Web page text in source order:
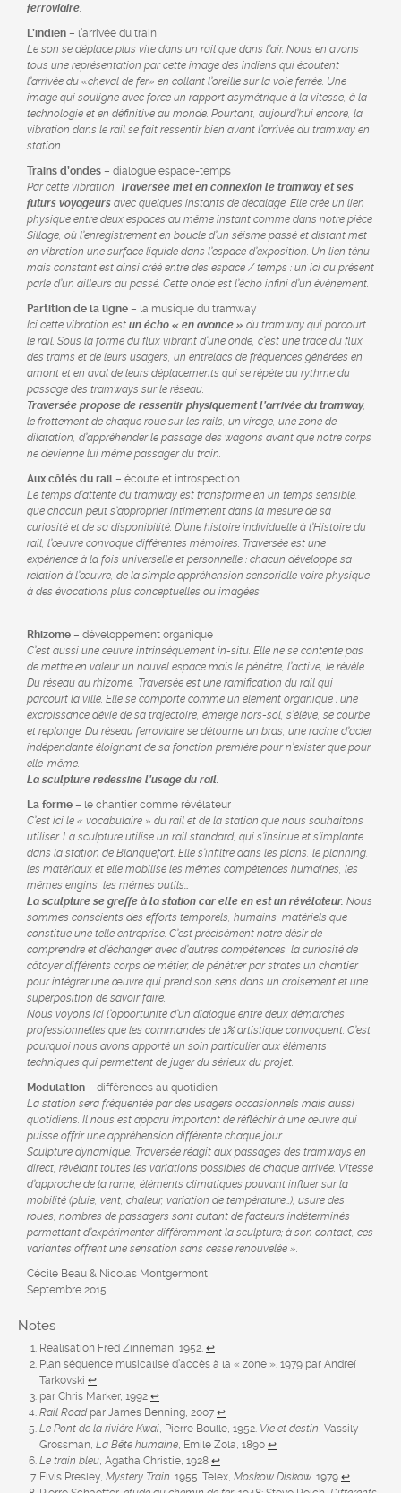
ferroviaire.
L’indien – l’arrivée du train
Le son se déplace plus vite dans un rail que dans l’air. Nous en avons
tous une représentation par cette image des indiens qui écoutent
l’arrivée du «cheval de fer» en collant l’oreille sur la voie ferrée. Une
image qui souligne avec force un rapport asymétrique à la vitesse, à la
technologie et en définitive au monde. Pourtant, aujourd’hui encore, la
vibration dans le rail se fait ressentir bien avant l’arrivée du tramway en
station.
Trains d’ondes – dialogue espace-temps
Par cette vibration, Traversée met en connexion le tramway et ses
futurs voyageurs avec quelques instants de décalage. Elle crée un lien
physique entre deux espaces au même instant comme dans notre pièce
Sillage, où l’enregistrement en boucle d’un séisme passé et distant met
en vibration une surface liquide dans l’espace d’exposition. Un lien ténu
mais constant est ainsi créé entre des espace / temps : un ici au présent
parle d’un ailleurs au passé. Cette onde est l’écho infini d’un événement.
Partition de la ligne – la musique du tramway
Ici cette vibration est un écho « en avance » du tramway qui parcourt
le rail. Sous la forme du flux vibrant d’une onde, c’est une trace du flux
des trams et de leurs usagers, un entrelacs de fréquences générées en
amont et en aval de leurs déplacements qui se répète au rythme du
passage des tramways sur le réseau.
Traversée propose de ressentir physiquement l’arrivée du tramway,
le frottement de chaque roue sur les rails, un virage, une zone de
dilatation, d’appréhender le passage des wagons avant que notre corps
ne devienne lui même passager du train.
Aux côtés du rail – écoute et introspection
Le temps d’attente du tramway est transformé en un temps sensible,
que chacun peut s’approprier intimement dans la mesure de sa
curiosité et de sa disponibilité. D’une histoire individuelle à l’Histoire du
rail, l’œuvre convoque différentes mémoires. Traversée est une
expérience à la fois universelle et personnelle : chacun développe sa
relation à l’œuvre, de la simple appréhension sensorielle voire physique
à des évocations plus conceptuelles ou imagées.
Rhizome – développement organique
C’est aussi une œuvre intrinsèquement in-situ. Elle ne se contente pas
de mettre en valeur un nouvel espace mais le pénètre, l’active, le révèle.
Du réseau au rhizome, Traversée est une ramification du rail qui
parcourt la ville. Elle se comporte comme un élément organique : une
excroissance dévie de sa trajectoire, émerge hors-sol, s’élève, se courbe
et replonge. Du réseau ferroviaire se détourne un bras, une racine d’acier
indépendante éloignant de sa fonction première pour n’exister que pour
elle-même.
La sculpture redessine l’usage du rail.
La forme – le chantier comme révélateur
C’est ici le « vocabulaire » du rail et de la station que nous souhaitons
utiliser. La sculpture utilise un rail standard, qui s’insinue et s’implante
dans la station de Blanquefort. Elle s’infiltre dans les plans, le planning,
les matériaux et elle mobilise les mêmes compétences humaines, les
mêmes engins, les mêmes outils…
La sculpture se greffe à la station car elle en est un révélateur. Nous
sommes conscients des efforts temporels, humains, matériels que
constitue une telle entreprise. C’est précisément notre désir de
comprendre et d’échanger avec d’autres compétences, la curiosité de
côtoyer différents corps de métier, de pénétrer par strates un chantier
pour intégrer une œuvre qui prend son sens dans un croisement et une
superposition de savoir faire.
Nous voyons ici l’opportunité d’un dialogue entre deux démarches
professionnelles que les commandes de 1% artistique convoquent. C’est
pourquoi nous avons apporté un soin particulier aux éléments
techniques qui permettent de juger du sérieux du projet.
Modulation – différences au quotidien
La station sera fréquentée par des usagers occasionnels mais aussi
quotidiens. Il nous est apparu important de réfléchir à une œuvre qui
puisse offrir une appréhension différente chaque jour.
Sculpture dynamique, Traversée réagit aux passages des tramways en
direct, révélant toutes les variations possibles de chaque arrivée. Vitesse
d’approche de la rame, éléments climatiques pouvant influer sur la
mobilité (pluie, vent, chaleur, variation de température…), usure des
roues, nombres de passagers sont autant de facteurs indéterminés
permettant d’expérimenter différemment la sculpture; à son contact, ces
variantes offrent une sensation sans cesse renouvelée ».
Cécile Beau & Nicolas Montgermont
Septembre 2015
Notes
Réalisation Fred Zinneman, 1952. ↩
Plan séquence musicalisé d’accès à la « zone ». 1979 par Andreï
Tarkovski ↩
par Chris Marker, 1992 ↩
Rail Roadpar James Benning, 2007 ↩
Le Pont de la rivière Kwai, Pierre Boulle, 1952. Vie et destin, Vassily
Grossman, La Bête humaine, Emile Zola, 1890 ↩
Le train bleu, Agatha Christie, 1928 ↩
Elvis Presley, Mystery Train. 1955. Telex, Moskow Diskow. 1979 ↩